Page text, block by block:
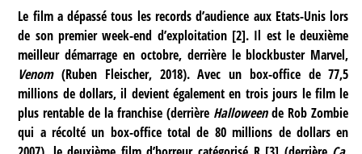
Le film a dépassé tous les records d’audience aux Etats-Unis lors
de son premier week-end d’exploitation[2]. Il est le deuxième
meilleur démarrage en octobre, derrière le blockbuster Marvel,
Venom (Ruben Fleischer, 2018). Avec un box-office de 77,5
millions de dollars, il devient également en trois jours le film le
plus rentable de la franchise (derrière Halloweende Rob Zombie
qui a récolté un box-office total de 80 millions de dollars en